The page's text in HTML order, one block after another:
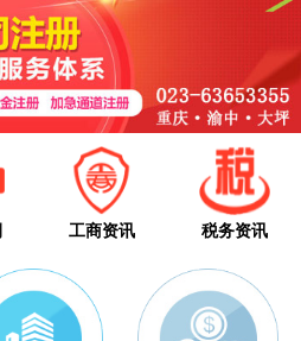
工商资讯 税务资讯